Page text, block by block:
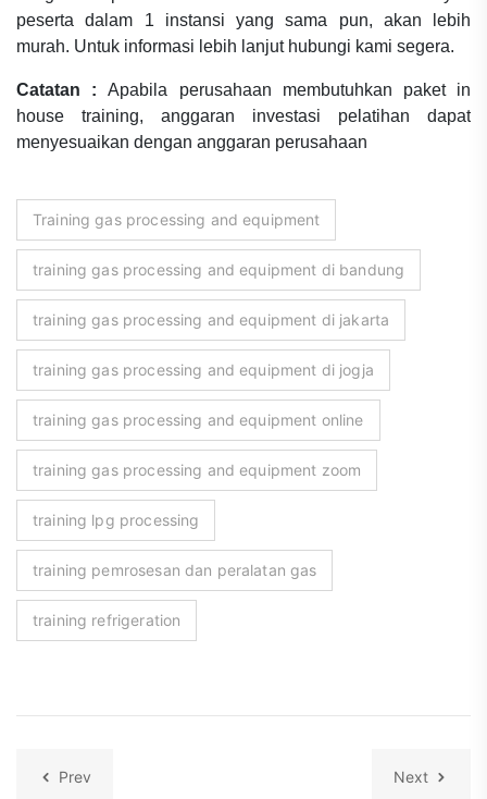
peserta dalam 1 instansi yang sama pun, akan lebih
murah. Untuk informasi lebih lanjut hubungi kami segera.
Catatan : Apabila perusahaan membutuhkan paket in
house training, anggaran investasi pelatihan dapat
menyesuaikan dengan anggaran perusahaan
Training gas processing and equipment
training gas processing and equipment di bandung
training gas processing and equipment di jakarta
training gas processing and equipment di jogja
training gas processing and equipment online
training gas processing and equipment zoom
training lpg processing
training pemrosesan dan peralatan gas
training refrigeration
Prev Next